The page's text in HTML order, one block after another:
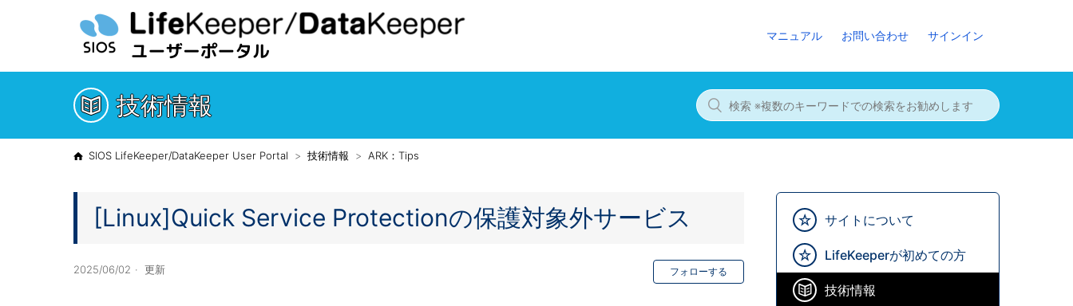
マニュアル お問い合わせ サインイン
技術情報
SIOS LifeKeeper/DataKeeper User Portal 技術情報 ARK：Tips
サイトについて
LifeKeeperが初めての方
技術情報
[Linux]Quick Service Protectionの保護対象外サービス
2025/06/02 更新 フォローする